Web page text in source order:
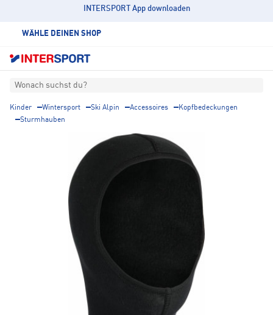
INTERSPORT App downloaden
WÄHLE DEINEN SHOP
Wonach suchst du?
Kinder Wintersport Ski Alpin Accessoires
Kopfbedeckungen
Sturmhauben